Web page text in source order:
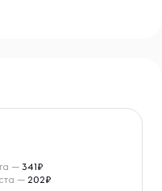
— 341₽
—202₽